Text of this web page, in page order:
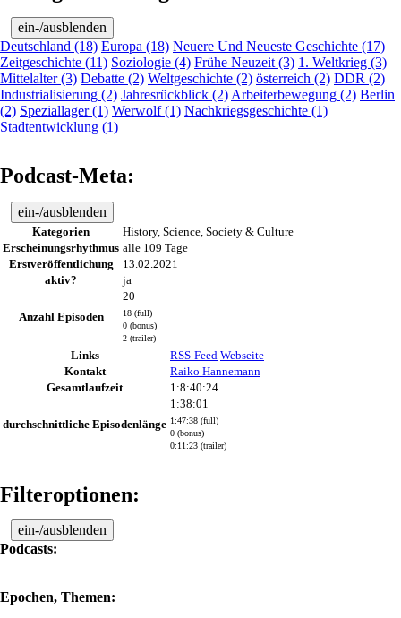
ein-/ausblenden
Deutschland (18) Europa (18) Neuere Und Neueste Geschichte (17)
Zeitgeschichte (11) Soziologie (4) Frühe Neuzeit (3) 1. Weltkrieg (3)
Mittelalter (3) Debatte (2) Weltgeschichte (2) österreich (2) DDR (2)
Industrialisierung (2) Jahresrückblick (2) Arbeiterbewegung (2) Berlin
(2) Speziallager (1) Werwolf (1) Nachkriegsgeschichte (1)
Stadtentwicklung (1)
Podcast-Meta:
ein-/ausblenden
Kategorien
History, Science, Society & Culture
Erscheinungsrhythmus alle 109 Tage
Erstveröffentlichung
13.02.2021
aktiv?
ja
Anzahl Episoden
20
18 (full)
0 (bonus)
2 (trailer)
Links RSS-Feed Webseite
Kontakt
Raiko Hannemann
Gesamtlaufzeit
1:8:40:24
durchschnittliche Episodenlänge
1:38:01
1:47:38 (full)
0 (bonus)
0:11:23 (trailer)
Filteroptionen:
ein-/ausblenden
Podcasts:
Epochen, Themen: